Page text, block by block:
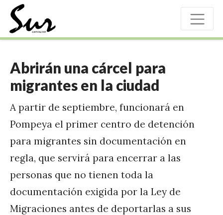
Abrirán una cárcel para
migrantes en la ciudad
A partir de septiembre, funcionará en
Pompeya el primer centro de detención
para migrantes sin documentación en
regla, que servirá para encerrar a las
personas que no tienen toda la
documentación exigida por la Ley de
Migraciones antes de deportarlas a sus